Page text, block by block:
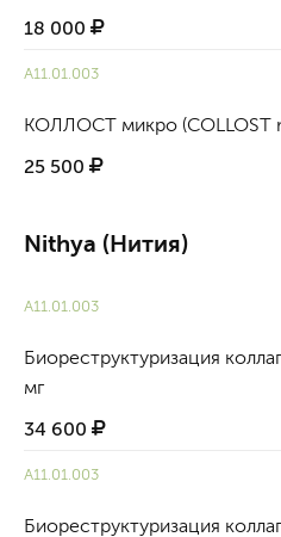
18 000
А11.01.003
КОЛЛОСТ микро (COLLOST
25 500
Nithya (Нития)
А11.01.003
Биореструктуризация
мг
34 600
А11.01.003
Биореструктуризация